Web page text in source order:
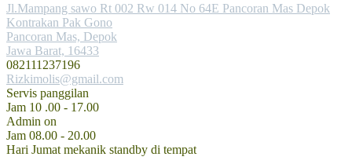
Jl.Mampang sawo Rt 002 Rw 014 No 64E Pancoran Mas Depok
Kontrakan Pak Gono
Pancoran Mas, Depok
Jawa Barat, 16433
082111237196
Rizkimolis@gmail.com
Servis panggilan
Jam 10 .00 - 17.00
Admin on
Jam 08.00 - 20.00
Hari Jumat mekanik standby di tempat